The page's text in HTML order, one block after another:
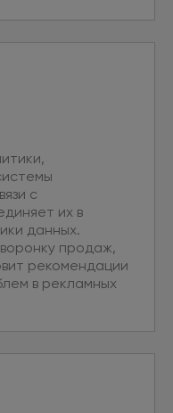
с
их в
данных.
продаж,
рекомендации
в рекламных